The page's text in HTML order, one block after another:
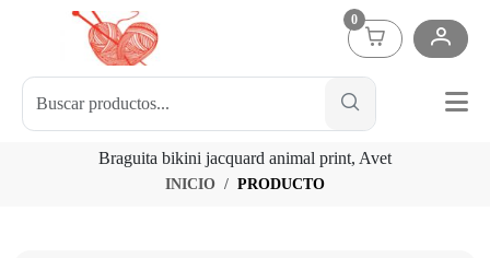
0
Braguita bikini jacquard animal print, Avet
INICIO PRODUCTO